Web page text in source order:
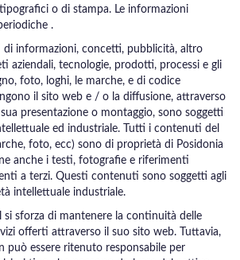
o di stampa. Le informazioni
.
informazioni, concetti, pubblicità, altro
aziendali, tecnologie, prodotti, processi e gli
foto, loghi, le marche, e di codice
il sito web e / o la diffusione, attraverso
presentazione o montaggio, sono soggetti
ed industriale. Tutti i contenuti del
foto, ecc) sono di proprietà di Posidonia
anche i testi, fotografie e riferimenti
a terzi. Questi contenuti sono soggetti agli
intellettuale industriale.
si sforza di mantenere la continuità delle
offerti attraverso il suo sito web. Tuttavia,
può essere ritenuto responsabile per